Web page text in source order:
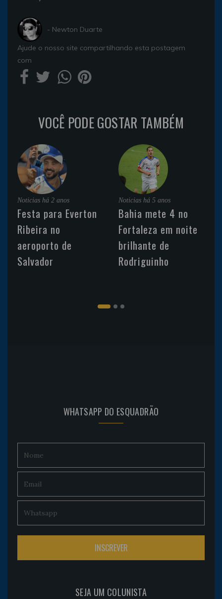
- Newton Duarte
Ajude o nosso site compartilhando esta postagem
com
VOCÊ PODE GOSTAR TAMBÉM
Noticias há 2 anos
Festa para Everton
Ribeira no
aeroporto de
Salvador
Noticias há 5 anos
Bahia mete 4 no
Fortaleza em noite
brilhante de
Rodriguinho
WHATSAPP DO ESQUADRÃO
SEJA UM COLUNISTA